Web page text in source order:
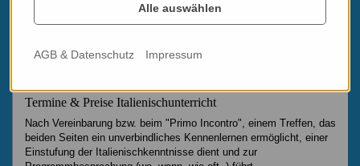
Termine & Preise Italienischunterricht
Nach Vereinbarung bzw. beim "Primo Incontro", einem Treffen, das
beiden Seiten ein unverbindliches Kennenlernen ermöglicht, einer
Einstufung der Italienischkenntnisse dient und zur
Alle auswählen
AGB & Datenschutz Impressum